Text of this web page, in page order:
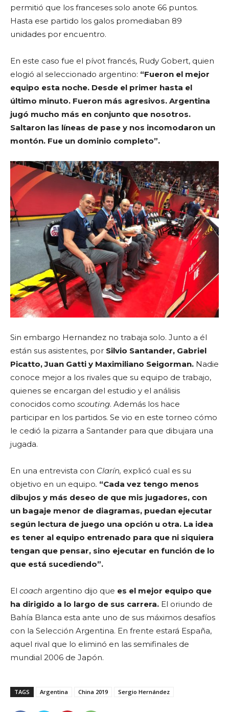
permitió que los franceses solo anote 66 puntos.
Hasta ese partido los galos promediaban 89
unidades por encuentro.
En este caso fue el pívot francés, Rudy Gobert, quien
elogió al seleccionado argentino: “Fueron el mejor
equipo esta noche. Desde el primer hasta el
último minuto. Fueron más agresivos. Argentina
jugó mucho más en conjunto que nosotros.
Saltaron las líneas de pase y nos incomodaron un
montón. Fue un dominio completo”.
Sin embargo Hernandez no trabaja solo. Junto a él
están sus asistentes, por Silvio Santander, Gabriel
Picatto, Juan Gatti y Maximiliano Seigorman. Nadie
conoce mejor a los rivales que su equipo de trabajo,
quienes se encargan del estudio y el análisis
conocidos como scouting. Además los hace
participar en los partidos. Se vio en este torneo cómo
le cedió la pizarra a Santander para que dibujara una
jugada.
En una entrevista con Clarín, explicó cual es su
objetivo en un equipo. “Cada vez tengo menos
dibujos y más deseo de que mis jugadores, con
un bagaje menor de diagramas, puedan ejecutar
según lectura de juego una opción u otra. La idea
es tener al equipo entrenado para que ni siquiera
tengan que pensar, sino ejecutar en función de lo
que está sucediendo”.
El coach argentino dijo que es el mejor equipo que
ha dirigido a lo largo de sus carrera. El oriundo de
Bahía Blanca esta ante uno de sus máximos desafíos
con la Selección Argentina. En frente estará España,
aquel rival que lo eliminó en las semifinales de
mundial 2006 de Japón.
TAGS Argentina China 2019 Sergio Hernández